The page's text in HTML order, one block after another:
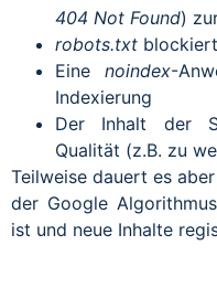
404 Not Found)
robots.txt
Eine noindex-
Indexierung
Der Inhalt der
Qualität (z.B. zu
Teilweise dauert es
der Google
ist und neue Inhalte